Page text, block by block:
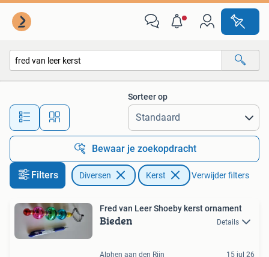
Alle afstanden…
Sorteer op
Bewaar je zoekopdracht
Filters Diversen Kerst Verwijder filters
Fred van Leer Shoeby kerst ornament
Bieden Details
Alphen aan den Rijn 15 jul 26